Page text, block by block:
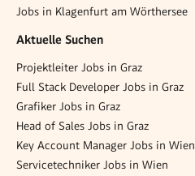
Jobs in Klagenfurt am Wörthersee
Aktuelle Suchen
Projektleiter Jobs in Graz
Full Stack Developer Jobs in Graz
Grafiker Jobs in Graz
Head of Sales Jobs in Graz
Key Account Manager Jobs in Wien
Servicetechniker Jobs in Wien